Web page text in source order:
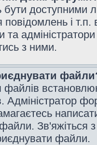
доступними
повідомлень і
з ними.
Адміністратор
Зв'яжіться
файли.